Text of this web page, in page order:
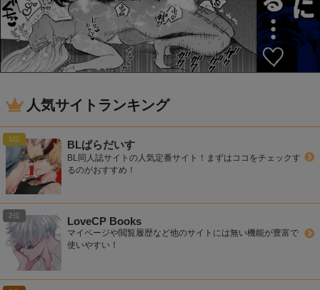
人気サイトランキング
BLぱらだいす
BL同人誌サイトの人気定番サイト！まずはココをチェックす
るのがおすすめ！
LoveCP Books
マイページや閲覧履歴など他のサイトには無い機能が豊富で
使いやすい！